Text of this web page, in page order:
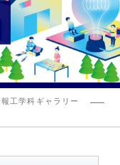
報工学科ギャラリー